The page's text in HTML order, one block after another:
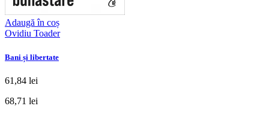
Adaugă în coș
Ovidiu Toader
Bani și libertate
61,84 lei
68,71 lei